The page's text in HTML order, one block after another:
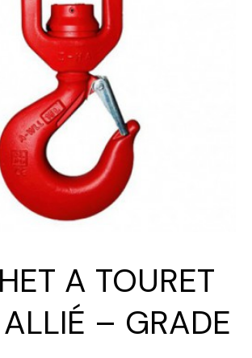
A TOURET
– GRADE